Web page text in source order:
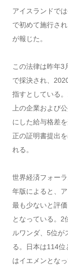
アイスランドで
で初めて施行さ
が報じた。
この法律は昨年3
で採決され、
指すとしている
上の企業および
にした給与格差
正の証明書提出
れる。
世界経済フォー
年版によると、
最も少ないと評
となっている。2
ルワンダ、5位が
る。日本は114
はイエメンとなっ